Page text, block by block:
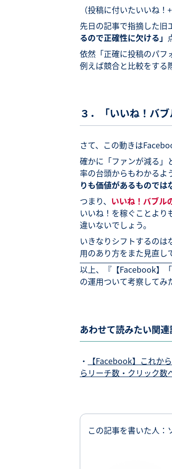
（投稿に付いたいいね
先日の記事で指摘した旧
るので正確性に欠ける」
依然「正確に投稿のパフ
例えば競合と比較をする
３．「いいね！バ
さて、この動きは
確かに「ファンが減る」
率の台頭からもわかるよ
りも価値があるものでは
つまり、 いいね！バブル
いいね！を稼ぐことより
違いないでしょう。
いきなりシフトするの
用のあり方をまた見直し
以上、『【Facebook】
の運用ついて考察してみ
あわせて読みたい関
・
【Facebook】これか
らリーチ数・クリック数
この記事を書いた人：